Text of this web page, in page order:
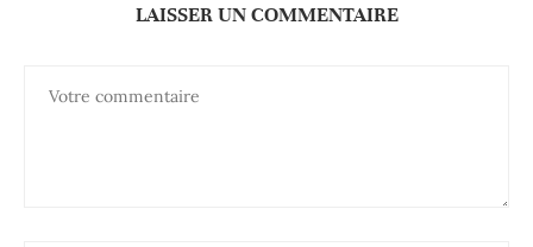
LAISSER UN COMMENTAIRE